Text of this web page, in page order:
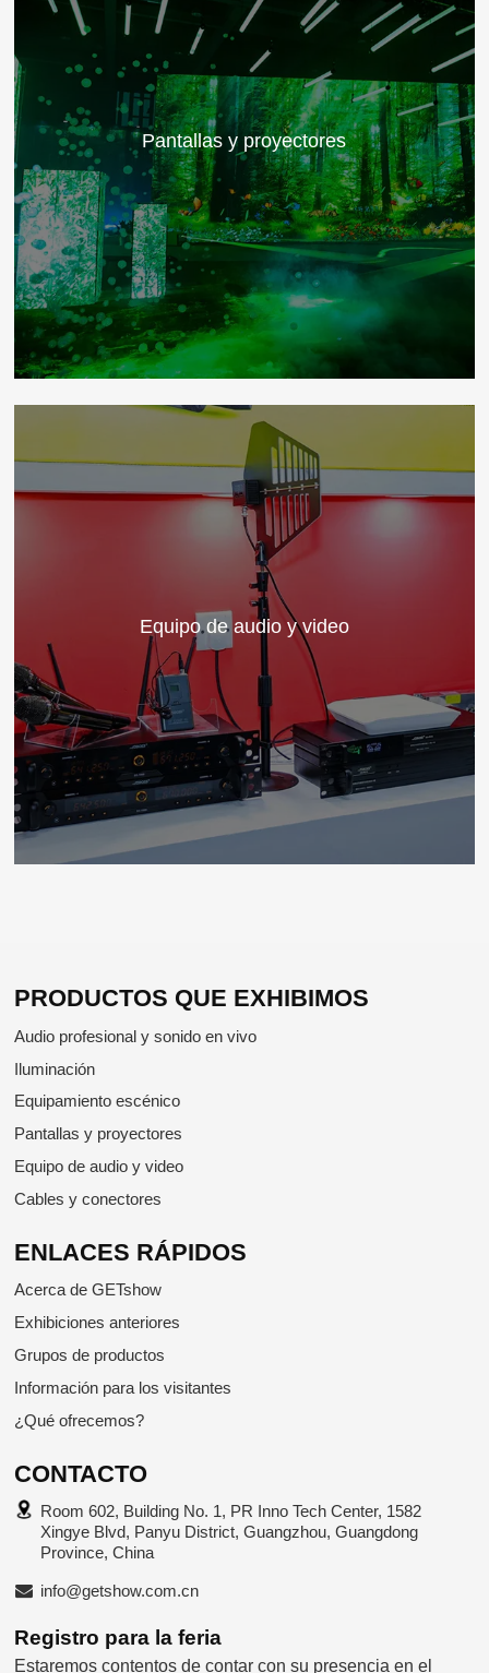
Pantallas y proyectores
Equipo de audio y video
PRODUCTOS QUE EXHIBIMOS
Audio profesional y sonido en vivo
Iluminación
Equipamiento escénico
Pantallas y proyectores
Equipo de audio y video
Cables y conectores
ENLACES RÁPIDOS
Acerca de GETshow
Exhibiciones anteriores
Grupos de productos
Información para los visitantes
¿Qué ofrecemos?
CONTACTO
Room 602, Building No. 1, PR Inno Tech Center, 1582
Xingye Blvd, Panyu District, Guangzhou, Guangdong
Province, China
info@getshow.com.cn
Registro para la feria
Estaremos contentos de contar con su presencia en el